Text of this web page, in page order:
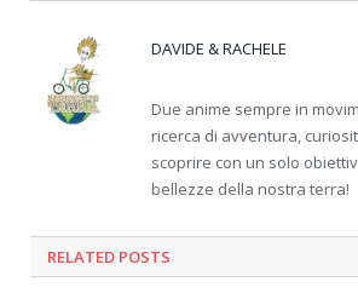
DAVIDE & RACHELE
Due anime sempre in
ricerca di avventura,
scoprire con un solo
bellezze della nostra terra!
RELATED POSTS